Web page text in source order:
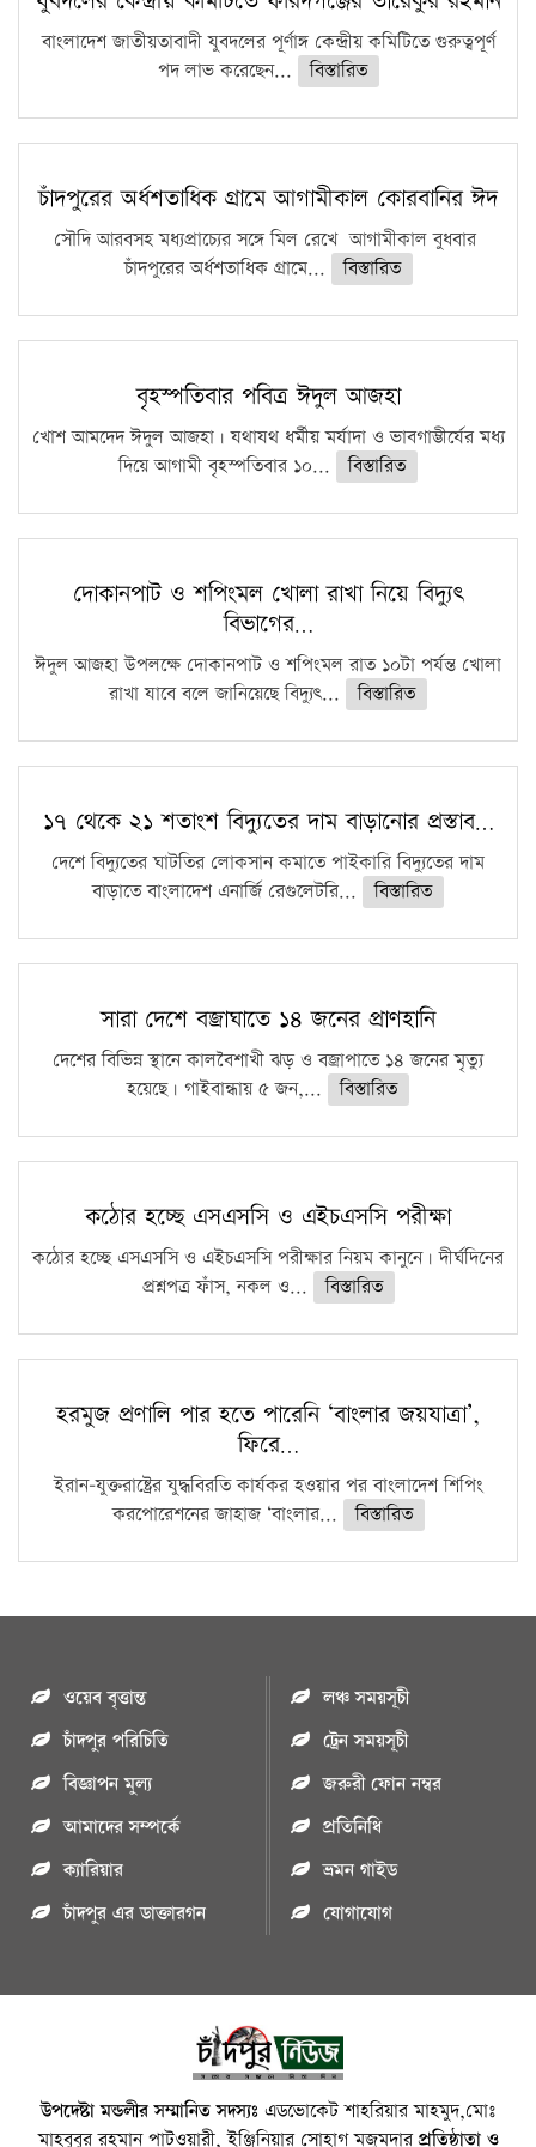
ফরিদগঞ্জে আগুনে পুড়লো ৬ ব্যবসা প্রতিষ্ঠান
বাংলাদেশ জাতীয়তাবাদী যুবদলের পূর্ণাঙ্গ কেন্দ্রীয় কমিটিতে গুরুত্বপূর্ণ
পদ লাভ করেছেন...
বিস্তারিত
চাঁদপুরের অর্ধশতাধিক গ্রামে আগামীকাল কোরবানির ঈদ
সৌদি আরবসহ মধ্যপ্রাচ্যের সঙ্গে মিল রেখে আগামীকাল বুধবার
চাঁদপুরের অর্ধশতাধিক গ্রামে...
বিস্তারিত
বৃহস্পতিবার পবিত্র ঈদুল আজহা
খোশ আমদেদ ঈদুল আজহা। যথাযথ ধর্মীয় মর্যাদা ও ভাবগাম্ভীর্যের মধ্য
দিয়ে আগামী বৃহস্পতিবার ১০...
বিস্তারিত
দোকানপাট ও শপিংমল খোলা রাখা নিয়ে বিদ্যুৎ
বিভাগের…
ঈদুল আজহা উপলক্ষে দোকানপাট ও শপিংমল রাত ১০টা পর্যন্ত খোলা
রাখা যাবে বলে জানিয়েছে বিদ্যুৎ...
বিস্তারিত
১৭ থেকে ২১ শতাংশ বিদ্যুতের দাম বাড়ানোর প্রস্তাব…
দেশে বিদ্যুতের ঘাটতির লোকসান কমাতে পাইকারি বিদ্যুতের দাম
বাড়াতে বাংলাদেশ এনার্জি রেগুলেটরি...
বিস্তারিত
সারা দেশে বজ্রাঘাতে ১৪ জনের প্রাণহানি
দেশের বিভিন্ন স্থানে কালবৈশাখী ঝড় ও বজ্রাপাতে ১৪ জনের মৃত্যু
হয়েছে। গাইবান্ধায় ৫ জন,...
বিস্তারিত
কঠোর হচ্ছে এসএসসি ও এইচএসসি পরীক্ষা
কঠোর হচ্ছে এসএসসি ও এইচএসসি পরীক্ষার নিয়ম কানুনে। দীর্ঘদিনের
প্রশ্নপত্র ফাঁস, নকল ও...
বিস্তারিত
হরমুজ প্রণালি পার হতে পারেনি ‘বাংলার জয়যাত্রা’,
ফিরে…
ইরান-যুক্তরাষ্ট্রের যুদ্ধবিরতি কার্যকর হওয়ার পর বাংলাদেশ শিপিং
করপোরেশনের জাহাজ ‘বাংলার...
বিস্তারিত
ওয়েব বৃত্তান্ত
চাঁদপুর পরিচিতি
বিজ্ঞাপন মুল্য
আমাদের সম্পর্কে
ক্যারিয়ার
চাঁদপুর এর ডাক্তারগন
লঞ্চ সময়সূচী
ট্রেন সময়সূচী
জরুরী ফোন নম্বর
প্রতিনিধি
ভ্রমন গাইড
যোগাযোগ
উপদেষ্টা মন্ডলীর সম্মানিত সদস্যঃ এডভোকেট শাহরিয়ার মাহমুদ,মোঃ
মাহবুবুর রহমান পাটওয়ারী, ইঞ্জিনিয়ার সোহাগ মজুমদারপ্রতিষ্ঠাতা ও